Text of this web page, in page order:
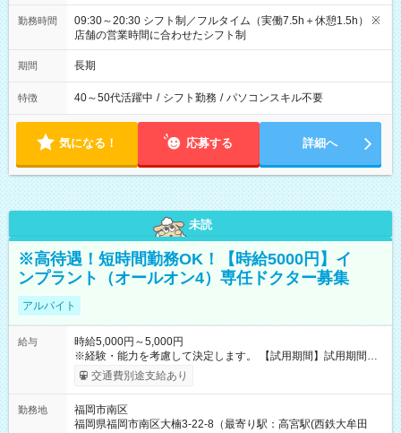
勤務時間
09:30～20:30 シフト制／フルタイム（実働7.5h＋休憩1.5h） ※
店舗の営業時間に合わせたシフト制
期間 長期
特徴 40～50代活躍中 / シフト勤務 / パソコンスキル不要
気になる！ 応募する 詳細へ
未読
※高待遇！短時間勤務OK！【時給5000円】イ
ンプラント（オールオン4）専任ドクター募集
アルバイト
給与
時給5,000円～5,000円
※経験・能力を考慮して決定します。 【試用期間】試用期間な
し 交通費別途支給あり
勤務地
福岡市南区
福岡県福岡市南区大楠3-22-8（最寄り駅：高宮駅(西鉄大牟田